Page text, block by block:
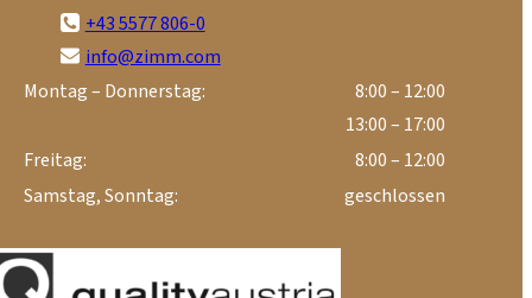
+43 5577 806-0
info@zimm.com
Montag – Donnerstag:
8:00 – 12:00
13:00 – 17:00
Freitag:
8:00 – 12:00
Samstag, Sonntag:
geschlossen